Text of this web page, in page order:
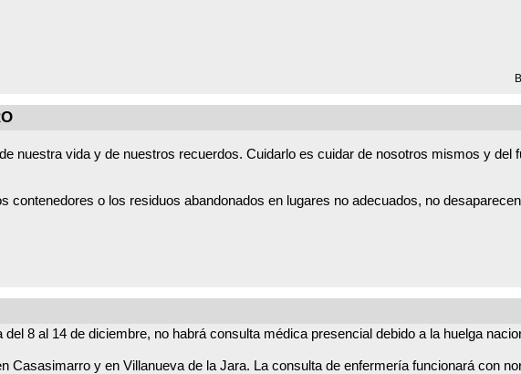
de la ciudadanía para mantener un municipio limpio y respetuoso con el medio
nuestra vida y de nuestros recuerdos. Cuidarlo es cuidar de nosotros mismos y del
contenedores o los residuos abandonados en lugares no adecuados, no
nuestros pinares, usar bien los contenedores, gestionar bien los residuos, evitar
8 al 14 de diciembre, no habrá consulta médica presencial debido a la huelga
Las urgencias se atenderán a partir de las 15:00 h en Casasimarro y en Villanueva de la Jara. La consulta de enfermería